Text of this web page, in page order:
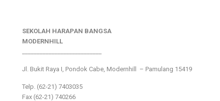
SEKOLAH HARAPAN BANGSA
MODERNHILL
Jl. Bukit Raya I, Pondok Cabe, Modernhill – Pamulang 15419
Telp. (62-21) 7403035
Fax (62-21) 740266